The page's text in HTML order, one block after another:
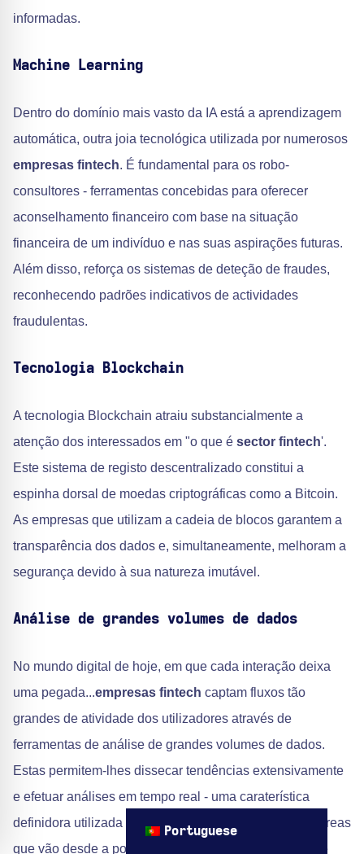
informadas.
Machine Learning
Dentro do domínio mais vasto da IA está a aprendizagem
automática, outra joia tecnológica utilizada por numerosos
empresas fintech. É fundamental para os robo-
consultores - ferramentas concebidas para oferecer
aconselhamento financeiro com base na situação
financeira de um indivíduo e nas suas aspirações futuras.
Além disso, reforça os sistemas de deteção de fraudes,
reconhecendo padrões indicativos de actividades
fraudulentas.
Tecnologia Blockchain
A tecnologia Blockchain atraiu substancialmente a
atenção dos interessados em "o que é sector fintech'.
Este sistema de registo descentralizado constitui a
espinha dorsal de moedas criptográficas como a Bitcoin.
As empresas que utilizam a cadeia de blocos garantem a
transparência dos dados e, simultaneamente, melhoram a
segurança devido à sua natureza imutável.
Análise de grandes volumes de dados
No mundo digital de hoje, em que cada interação deixa
uma pegada...empresas fintech captam fluxos tão
grandes de atividade dos utilizadores através de
ferramentas de análise de grandes volumes de dados.
Estas permitem-lhes dissecar tendências extensivamente
e efetuar análises em tempo real - uma caraterística
definidora utilizada por
consultores financeiros
em áreas
que vão desde a pontuação de crédito a estratégias de
Portuguese